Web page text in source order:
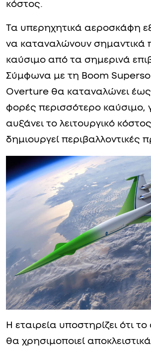
κόστος.
Τα υπερηχητικά αεροσκάφη
να καταναλώνουν σημαντικά
καύσιμο από τα σημερινά
Σύμφωνα με τη Boom
Overture θα καταναλώνει έως
φορές περισσότερο καύσιμο,
αυξάνει το λειτουργικό
δημιουργεί περιβαλλοντικές
Η εταιρεία υποστηρίζει ότι
θα χρησιμοποιεί